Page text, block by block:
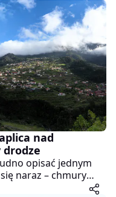
nad
opisać jednym
naraz – chmury
prosto przy drodze,